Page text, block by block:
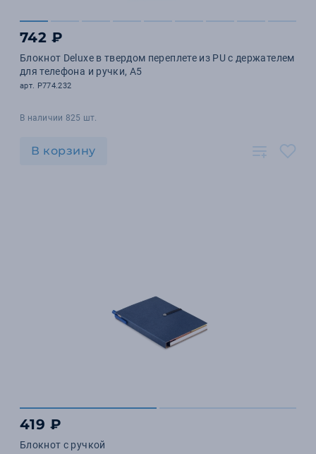
742 ₽
Блокнот Deluxe в твердом переплете из PU с держателем
для телефона и ручки, А5
арт. P774.232
В наличии 825 шт.
В корзину
419 ₽
Блокнот с ручкой